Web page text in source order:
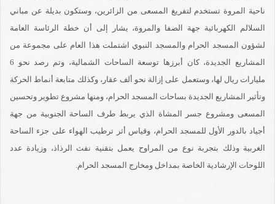
ناحية المروة تستخدم لتفريغ المسعى من الزائرين، وستكون بديلة عن مباني
السلالم الكهربائية جهة الصفا والمروة، يشار إلى أن خطة الرئاسة العامة
لشؤون المسجد الحرام والمسجد النبوي اشتملت هذا العام على مجموعة من
المشاريع الجديدة، كان أبرزها توسعة الساحات الشمالية، وتم رصد نحو 6
مليارات ريال لها، وستعمل على إزالة نحو ألف عقار، وكذلك متابعة أنماط الحركة
وتأثير المشاريع الجديدة بساحات المسجد الحرام، ومنها مشروع تطوير وتحسين
المسعى ومشروع جسر المشاة الذي يربط طرف الساحة الجنوبية من جهة
أجياد بالدور الأول للمسجد الحرام، وقياس أثر ترطيب الهواء على جزء الساحة
الغربية وذلك بتجربة نوع من المراوح يعمل بتقنية نفث الرذاذ، وزيادة عدد
اللوحات الإرشادية الخاصة بمداخل ومخارج المسجد الحرام.